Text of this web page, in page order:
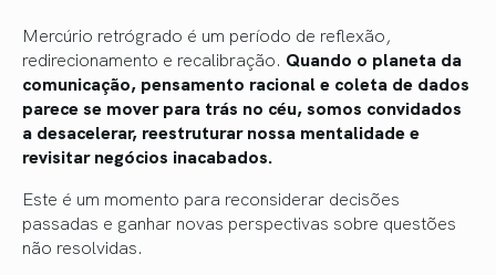
Mercúrio retrógrado é um período de reflexão,
redirecionamento e recalibração. Quando o planeta da
comunicação, pensamento racional e coleta de dados
parece se mover para trás no céu, somos convidados
a desacelerar, reestruturar nossa mentalidade e
revisitar negócios inacabados.
Este é um momento para reconsiderar decisões
passadas e ganhar novas perspectivas sobre questões
não resolvidas.